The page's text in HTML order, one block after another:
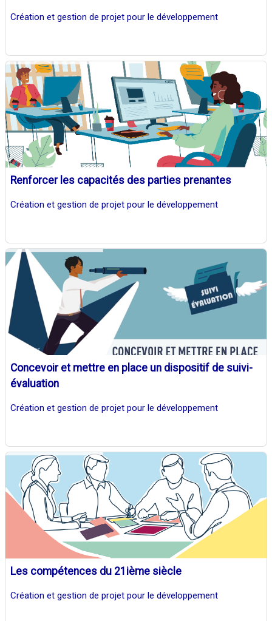
Création et gestion de projet pour le développement
Renforcer les capacités des parties prenantes
Création et gestion de projet pour le développement
Concevoir et mettre en place un dispositif de suivi-
évaluation
Création et gestion de projet pour le développement
Les compétences du 21ième siècle
Création et gestion de projet pour le développement